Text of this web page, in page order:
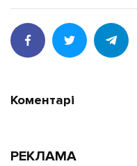
Коментарі
РЕКЛАМА